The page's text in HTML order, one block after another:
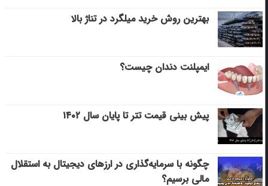
بهترین روش خرید میلگرد در تناژ بالا
ایمپلنت دندان چیست؟
پیش بینی قیمت تتر تا پایان سال ۱۴۰۲
چگونه با سرمایه‌گذاری در ارزهای دیجیتال به استقلال
مالی برسیم؟